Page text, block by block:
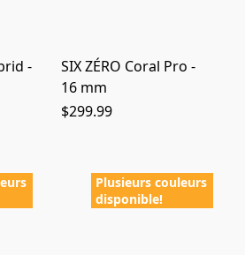
-
SIX ZÉRO Coral Pro -
16 mm
$299.99
Plusieurs couleurs
disponible!